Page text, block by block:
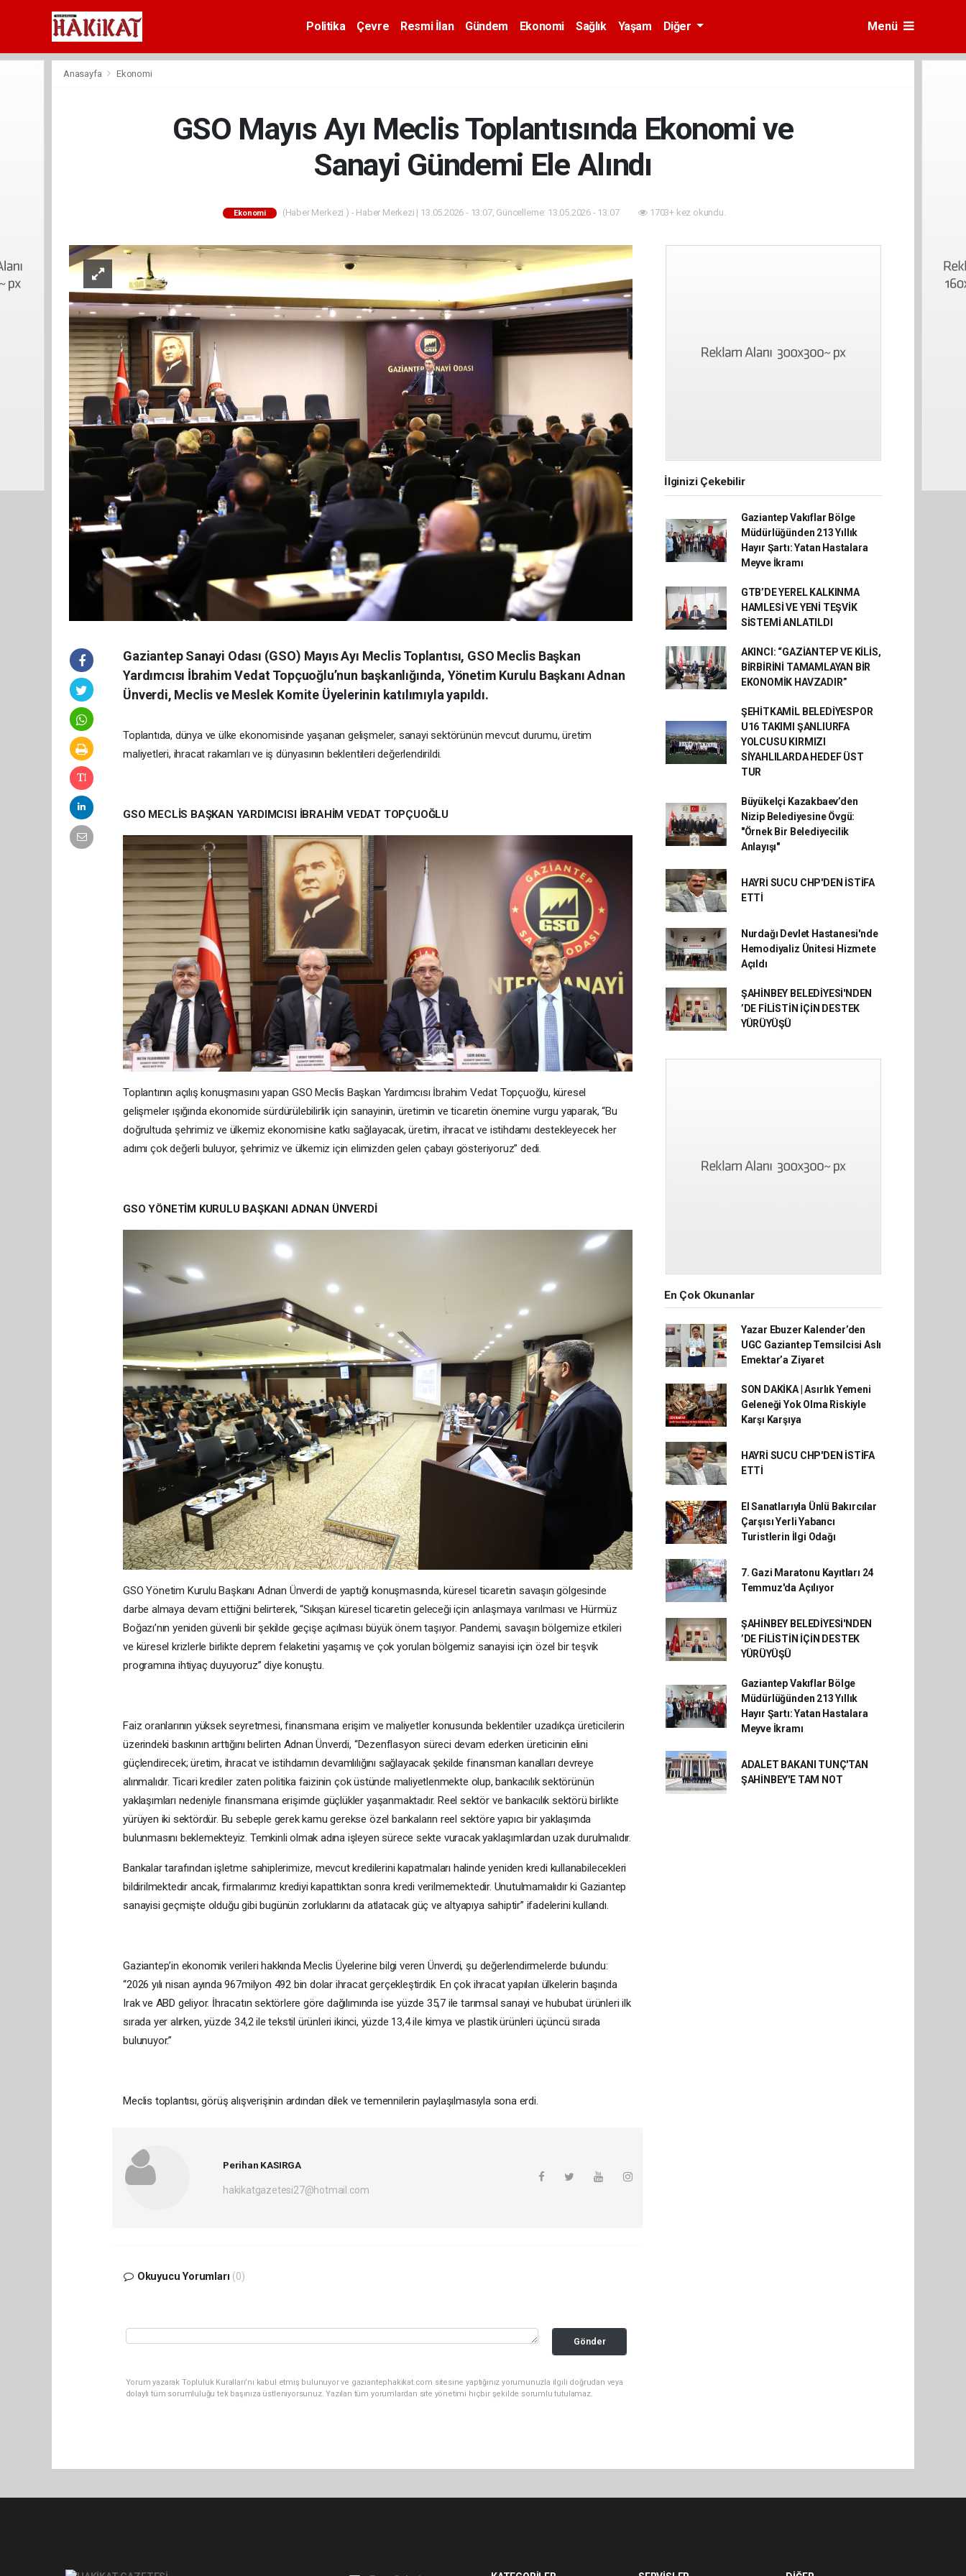
Politika Çevre Resmi İlan Gündem Ekonomi Sağlık Yaşam Diğer Menü
Anasayfa Ekonomi
GSO Mayıs Ayı Meclis Toplantısında Ekonomi ve
Sanayi Gündemi Ele Alındı
Ekonomi (Haber Merkezi ) - Haber Merkezi | 13.05.2026 - 13:07, Güncelleme: 13.05.2026 - 13:07 1703+ kez okundu.
Gaziantep Sanayi Odası (GSO) Mayıs Ayı Meclis Toplantısı, GSO Meclis Başkan
Yardımcısı İbrahim Vedat Topçuoğlu’nun başkanlığında, Yönetim Kurulu Başkanı Adnan
Ünverdi, Meclis ve Meslek Komite Üyelerinin katılımıyla yapıldı.
Toplantıda, dünya ve ülke ekonomisinde yaşanan gelişmeler, sanayi sektörünün mevcut durumu, üretim
maliyetleri, ihracat rakamları ve iş dünyasının beklentileri değerlendirildi.
GSO MECLİS BAŞKAN YARDIMCISI İBRAHİM VEDAT TOPÇUOĞLU
Toplantının açılış konuşmasını yapan GSO Meclis Başkan Yardımcısı İbrahim Vedat Topçuoğlu, küresel
gelişmeler ışığında ekonomide sürdürülebilirlik için sanayinin, üretimin ve ticaretin önemine vurgu yaparak, “Bu
doğrultuda şehrimiz ve ülkemiz ekonomisine katkı sağlayacak, üretim, ihracat ve istihdamı destekleyecek her
adımı çok değerli buluyor, şehrimiz ve ülkemiz için elimizden gelen çabayı gösteriyoruz” dedi.
GSO YÖNETİM KURULU BAŞKANI ADNAN ÜNVERDİ
GSO Yönetim Kurulu Başkanı Adnan Ünverdi de yaptığı konuşmasında, küresel ticaretin savaşın gölgesinde
darbe almaya devam ettiğini belirterek, “Sıkışan küresel ticaretin geleceği için anlaşmaya varılması ve Hürmüz
Boğazı’nın yeniden güvenli bir şekilde geçişe açılması büyük önem taşıyor. Pandemi, savaşın bölgemize etkileri
ve küresel krizlerle birlikte deprem felaketini yaşamış ve çok yorulan bölgemiz sanayisi için özel bir teşvik
programına ihtiyaç duyuyoruz’’ diye konuştu.
Faiz oranlarının yüksek seyretmesi, finansmana erişim ve maliyetler konusunda beklentiler uzadıkça üreticilerin
üzerindeki baskının arttığını belirten Adnan Ünverdi, “Dezenflasyon süreci devam ederken üreticinin elini
güçlendirecek; üretim, ihracat ve istihdamın devamlılığını sağlayacak şekilde finansman kanalları devreye
alınmalıdır. Ticari krediler zaten politika faizinin çok üstünde maliyetlenmekte olup, bankacılık sektörünün
yaklaşımları nedeniyle finansmana erişimde güçlükler yaşanmaktadır. Reel sektör ve bankacılık sektörü birlikte
yürüyen iki sektördür. Bu sebeple gerek kamu gerekse özel bankaların reel sektöre yapıcı bir yaklaşımda
bulunmasını beklemekteyiz. Temkinli olmak adına işleyen sürece sekte vuracak yaklaşımlardan uzak durulmalıdır.
Bankalar tarafından işletme sahiplerimize, mevcut kredilerini kapatmaları halinde yeniden kredi kullanabilecekleri
bildirilmektedir ancak, firmalarımız krediyi kapattıktan sonra kredi verilmemektedir. Unutulmamalıdır ki Gaziantep
sanayisi geçmişte olduğu gibi bugünün zorluklarını da atlatacak güç ve altyapıya sahiptir” ifadelerini kullandı.
Gaziantep’in ekonomik verileri hakkında Meclis Üyelerine bilgi veren Ünverdi, şu değerlendirmelerde bulundu:
“2026 yılı nisan ayında 967milyon 492 bin dolar ihracat gerçekleştirdik. En çok ihracat yapılan ülkelerin başında
Irak ve ABD geliyor. İhracatın sektörlere göre dağılımında ise yüzde 35,7 ile tarımsal sanayi ve hububat ürünleri ilk
sırada yer alırken, yüzde 34,2 ile tekstil ürünleri ikinci, yüzde 13,4 ile kimya ve plastik ürünleri üçüncü sırada
bulunuyor.”
Meclis toplantısı, görüş alışverişinin ardından dilek ve temennilerin paylaşılmasıyla sona erdi.
Perihan KASIRGA
hakikatgazetesi27@hotmail.com
Okuyucu Yorumları (0)
Gönder
Yorum yazarak Topluluk Kuralları’nı kabul etmiş bulunuyor ve gaziantephakikat.com sitesine yaptığınız yorumunuzla ilgili doğrudan veya
dolaylı tüm sorumluluğu tek başınıza üstleniyorsunuz. Yazılan tüm yorumlardan site yönetimi hiçbir şekilde sorumlu tutulamaz.
İlginizi Çekebilir
Gaziantep Vakıflar Bölge
Müdürlüğünden 213 Yıllık
Hayır Şartı: Yatan Hastalara
Meyve İkramı
GTB’DE YEREL KALKINMA
HAMLESİ VE YENİ TEŞVİK
SİSTEMİ ANLATILDI
AKINCI: “GAZİANTEP VE KİLİS,
BİRBİRİNİ TAMAMLAYAN BİR
EKONOMİK HAVZADIR”
ŞEHİTKAMİL BELEDİYESPOR
U16 TAKIMI ŞANLIURFA
YOLCUSU KIRMIZI
SİYAHLILARDA HEDEF ÜST
TUR
Büyükelçi Kazakbaev’den
Nizip Belediyesine Övgü:
"Örnek Bir Belediyecilik
Anlayışı"
HAYRİ SUCU CHP'DEN İSTİFA
ETTİ
Nurdağı Devlet Hastanesi'nde
Hemodiyaliz Ünitesi Hizmete
Açıldı
ŞAHİNBEY BELEDİYESİ'NDEN
’DE FİLİSTİN İÇİN DESTEK
YÜRÜYÜŞÜ
En Çok Okunanlar
Yazar Ebuzer Kalender’den
UGC Gaziantep Temsilcisi Aslı
Emektar’a Ziyaret
SON DAKİKA | Asırlık Yemeni
Geleneği Yok Olma Riskiyle
Karşı Karşıya
HAYRİ SUCU CHP'DEN İSTİFA
ETTİ
El Sanatlarıyla Ünlü Bakırcılar
Çarşısı Yerli Yabancı
Turistlerin İlgi Odağı
7. Gazi Maratonu Kayıtları 24
Temmuz'da Açılıyor
ŞAHİNBEY BELEDİYESİ'NDEN
’DE FİLİSTİN İÇİN DESTEK
YÜRÜYÜŞÜ
Gaziantep Vakıflar Bölge
Müdürlüğünden 213 Yıllık
Hayır Şartı: Yatan Hastalara
Meyve İkramı
ADALET BAKANI TUNÇ'TAN
ŞAHİNBEY'E TAM NOT